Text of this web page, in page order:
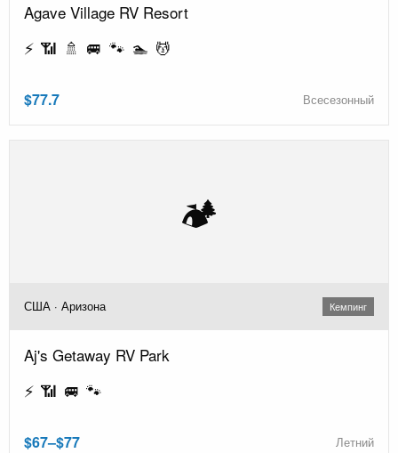
Agave Village RV Resort
⚡ 📶 🚿 🚐 🐾 🏊 💆
$77.7 Всесезонный
🏕️
США · Аризона Кемпинг
Aj's Getaway RV Park
⚡ 📶 🚐 🐾
$67–$77 Летний